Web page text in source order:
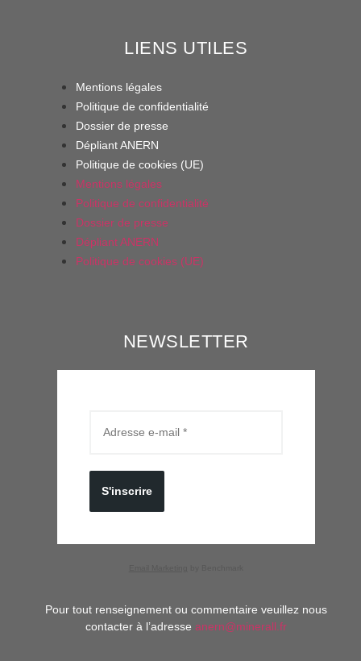
LIENS UTILES
Mentions légales
Politique de confidentialité
Dossier de presse
Dépliant ANERN
Politique de cookies (UE)
Mentions légales
Politique de confidentialité
Dossier de presse
Dépliant ANERN
Politique de cookies (UE)
NEWSLETTER
S'inscrire
Pour tout renseignement ou commentaire veuillez nous
contacter à l’adresse anern@minerall.fr